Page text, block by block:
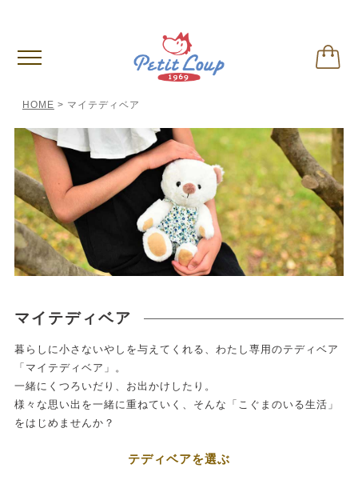
HOME マイテディベア
マイテディベア
暮らしに小さないやしを与えてくれる、わたし専用のテディベア
「マイテディベア」。
一緒にくつろいだり、お出かけしたり。
様々な思い出を一緒に重ねていく、そんな「こぐまのいる生活」
をはじめませんか？
テディベアを選ぶ